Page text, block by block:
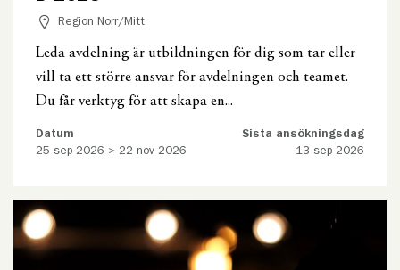
Region Norr/Mitt
Leda avdelning är utbildningen för dig som tar eller
vill ta ett större ansvar för avdelningen och teamet.
Du får verktyg för att skapa en...
Datum
25 sep 2026 > 22 nov 2026
Sista ansökningsdag
13 sep 2026